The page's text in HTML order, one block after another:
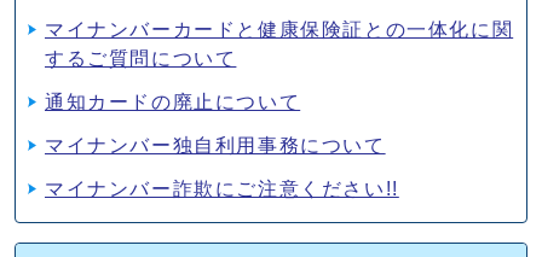
マイナンバーカードと健康保険証との一体化に関
するご質問について
通知カードの廃止について
マイナンバー独自利用事務について
マイナンバー詐欺にご注意ください!!